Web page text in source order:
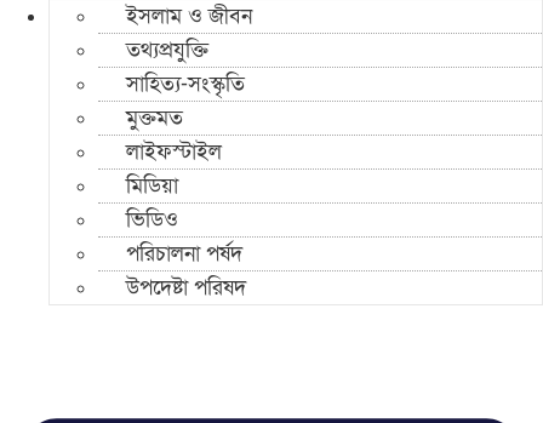
ইসলাম ও জীবন
তথ্যপ্রযুক্তি
সাহিত্য-সংস্কৃতি
মুক্তমত
লাইফস্টাইল
মিডিয়া
ভিডিও
পরিচালনা পর্ষদ
উপদেষ্টা পরিষদ